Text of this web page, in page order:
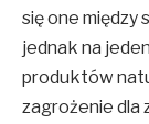
się one między
jednak na
produktów
zagrożenie dla